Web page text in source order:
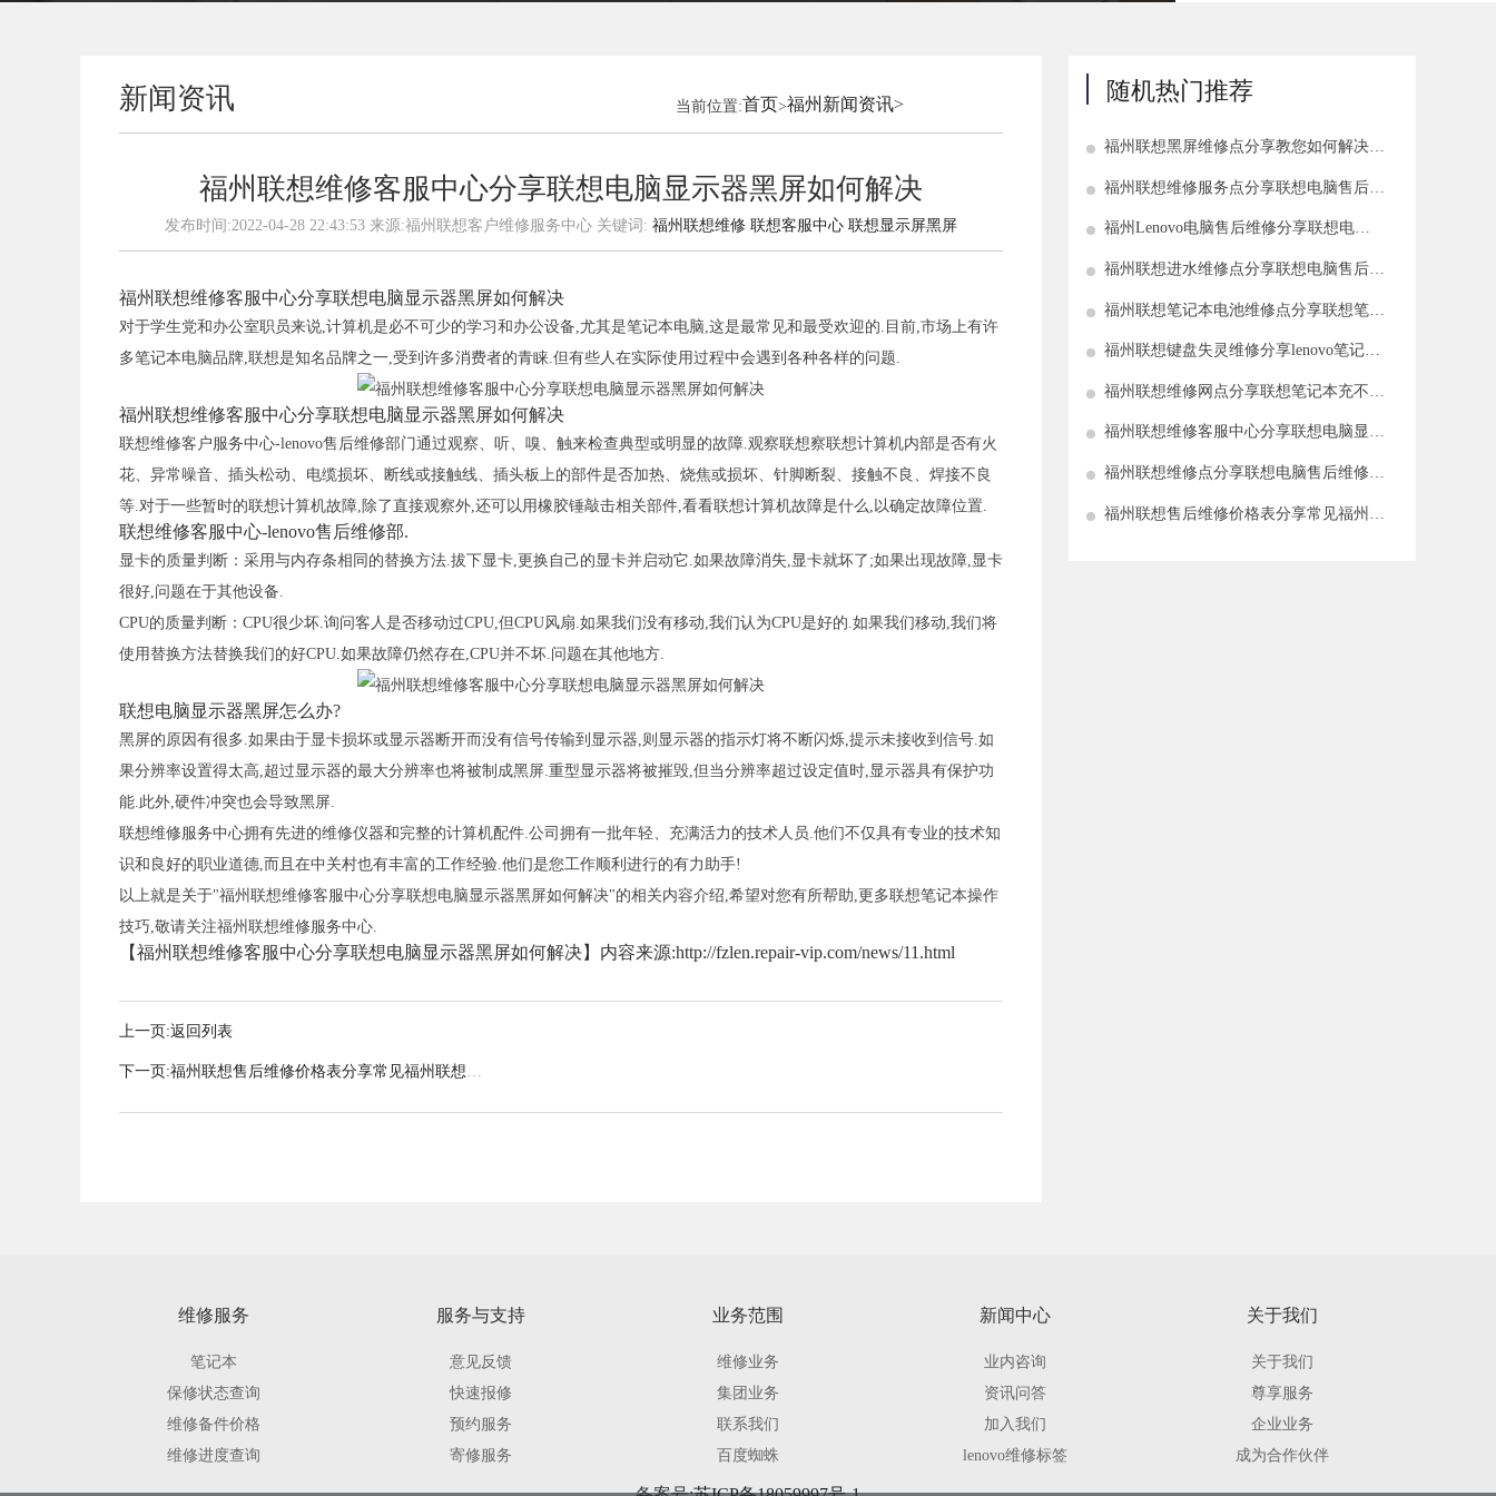
新闻资讯 当前位置:首页>福州新闻资讯>
福州联想维修客服中心分享联想电脑显示器黑屏如何解决
发布时间:2022-04-28 22:43:53 来源:福州联想客户维修服务中心 关键词: 福州联想维修 联想客服中心 联想显示屏黑屏
福州联想维修客服中心分享联想电脑显示器黑屏如何解决
对于学生党和办公室职员来说,计算机是必不可少的学习和办公设备,尤其是笔记本电脑,这是最常见和最受欢迎的.目前,市场上有许
多笔记本电脑品牌,联想是知名品牌之一,受到许多消费者的青睐.但有些人在实际使用过程中会遇到各种各样的问题.
福州联想维修客服中心分享联想电脑显示器黑屏如何解决
联想维修客户服务中心-lenovo售后维修部门通过观察、听、嗅、触来检查典型或明显的故障.观察联想察联想计算机内部是否有火
花、异常噪音、插头松动、电缆损坏、断线或接触线、插头板上的部件是否加热、烧焦或损坏、针脚断裂、接触不良、焊接不良
等.对于一些暂时的联想计算机故障,除了直接观察外,还可以用橡胶锤敲击相关部件,看看联想计算机故障是什么,以确定故障位置.
联想维修客服中心-lenovo售后维修部.
显卡的质量判断：采用与内存条相同的替换方法.拔下显卡,更换自己的显卡并启动它.如果故障消失,显卡就坏了;如果出现故障,显卡
很好,问题在于其他设备.
CPU的质量判断：CPU很少坏.询问客人是否移动过CPU,但CPU风扇.如果我们没有移动,我们认为CPU是好的.如果我们移动,我们将
使用替换方法替换我们的好CPU.如果故障仍然存在,CPU并不坏.问题在其他地方.
联想电脑显示器黑屏怎么办?
黑屏的原因有很多.如果由于显卡损坏或显示器断开而没有信号传输到显示器,则显示器的指示灯将不断闪烁,提示未接收到信号.如
果分辨率设置得太高,超过显示器的最大分辨率也将被制成黑屏.重型显示器将被摧毁,但当分辨率超过设定值时,显示器具有保护功
能.此外,硬件冲突也会导致黑屏.
联想维修服务中心拥有先进的维修仪器和完整的计算机配件.公司拥有一批年轻、充满活力的技术人员.他们不仅具有专业的技术知
识和良好的职业道德,而且在中关村也有丰富的工作经验.他们是您工作顺利进行的有力助手!
以上就是关于"福州联想维修客服中心分享联想电脑显示器黑屏如何解决"的相关内容介绍,希望对您有所帮助,更多联想笔记本操作
技巧,敬请关注福州联想维修服务中心.
【福州联想维修客服中心分享联想电脑显示器黑屏如何解决】内容来源:http://fzlen.repair-vip.com/news/11.html
上一页:返回列表
下一页:福州联想售后维修价格表分享常见福州联想售
随机热门推荐
福州联想黑屏维修点分享教您如何解决笔
福州联想维修服务点分享联想电脑售后维
福州Lenovo电脑售后维修分享联想电脑
福州联想进水维修点分享联想电脑售后维
福州联想笔记本电池维修点分享联想笔记
福州联想键盘失灵维修分享lenovo笔记本
福州联想维修网点分享联想笔记本充不进
福州联想维修客服中心分享联想电脑显示
福州联想维修点分享联想电脑售后维修日
福州联想售后维修价格表分享常见福州联
维修服务
笔记本
保修状态查询
维修备件价格
维修进度查询
服务与支持
意见反馈
快速报修
预约服务
寄修服务
业务范围
维修业务
集团业务
联系我们
百度蜘蛛
新闻中心
业内咨询
资讯问答
加入我们
lenovo维修标签
关于我们
关于我们
尊享服务
企业业务
成为合作伙伴